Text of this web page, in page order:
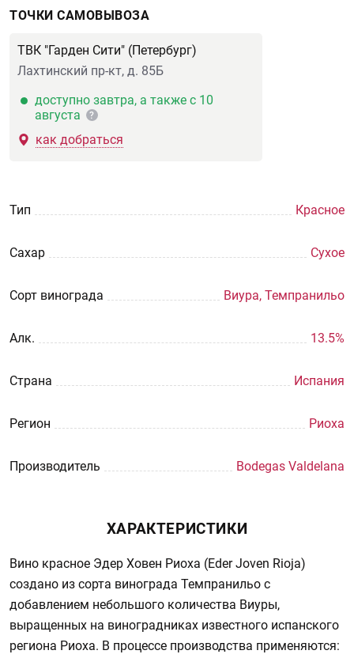
ТОЧКИ САМОВЫВОЗА
ТВК "Гарден Сити" (Петербург)
Лахтинский пр-кт, д. 85Б
доступно завтра, а также с 10
августа
?
как добраться
Тип Красное
Сахар Сухое
Сорт винограда Виура, Темпранильо
Aлк. 13.5%
Страна Испания
Регион Риоха
Производитель Bodegas Valdelana
ХАРАКТЕРИСТИКИ
Вино красное Эдер Ховен Риоха (Eder Joven Rioja)
создано из сорта винограда Темпранильо с
добавлением небольшого количества Виуры,
выращенных на виноградниках известного испанского
региона Риоха. В процессе производства применяются: